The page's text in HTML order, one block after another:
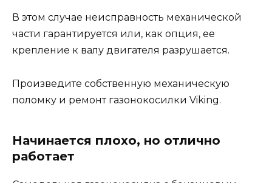
В этом случае неисправность механической
части гарантируется или, как опция, ее
крепление к валу двигателя разрушается.
Произведите собственную механическую
поломку и ремонт газонокосилки Viking.
Начинается плохо, но отлично
работает